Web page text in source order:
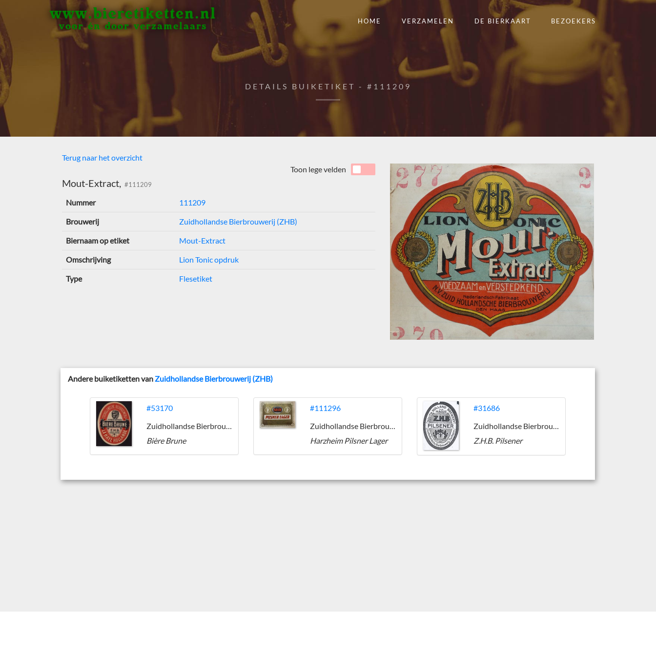
www.bieretiketten.nl
voor én door verzamelaars
HOME VERZAMELEN DE BIERKAART BEZOEKERS
DETAILS BUIKETIKET - #111209
Terug naar het overzicht
Mout-Extract, #111209
Toon lege velden
Nummer 111209
Brouwerij Zuidhollandse Bierbrouwerij (ZHB)
Biernaam op etiket Mout-Extract
Omschrijving Lion Tonic opdruk
Type Flesetiket
Andere buiketiketten vanZuidhollandse Bierbrouwerij (ZHB)
#53170
Zuidhollandse Bierbrouwerij (ZHB)
Bière Brune
#111296
Zuidhollandse Bierbrouwerij (ZHB)
Harzheim Pilsner Lager
#31686
Zuidhollandse Bierbrouwerij (ZHB)
Z.H.B. Pilsener